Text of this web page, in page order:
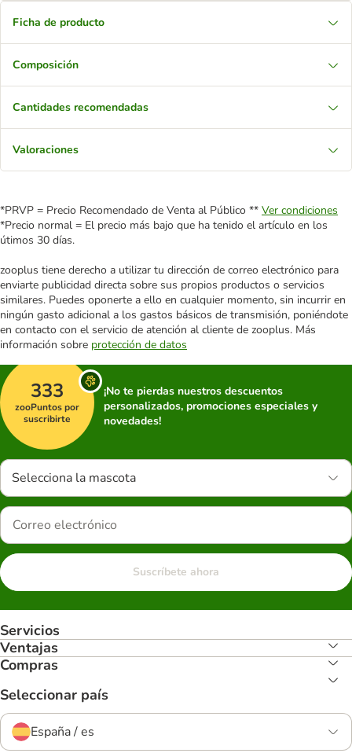
Ficha de producto
Composición
Cantidades recomendadas
Valoraciones
*PRVP = Precio Recomendado de Venta al Público ** Ver condiciones
*Precio normal = El precio más bajo que ha tenido el artículo en los
útimos 30 días.
zooplus tiene derecho a utilizar tu dirección de correo electrónico para
enviarte publicidad directa sobre sus propios productos o servicios
similares. Puedes oponerte a ello en cualquier momento, sin incurrir en
ningún gasto adicional a los gastos básicos de transmisión, poniéndote
en contacto con el servicio de atención al cliente de zooplus. Más
información sobre protección de datos
333
zooPuntos por
suscribirte
¡No te pierdas nuestros descuentos
personalizados, promociones especiales y
novedades!
Selecciona la mascota
Suscríbete ahora
Servicios
Ventajas
Compras
Seleccionar país
España / es